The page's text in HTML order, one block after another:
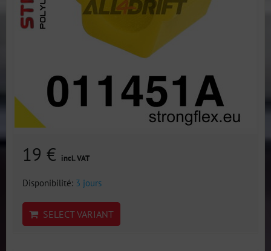
19 € incl. VAT
Disponibilité: 3 jours
SELECT VARIANT